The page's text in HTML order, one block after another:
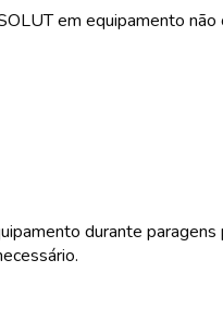
em equipamento
durante